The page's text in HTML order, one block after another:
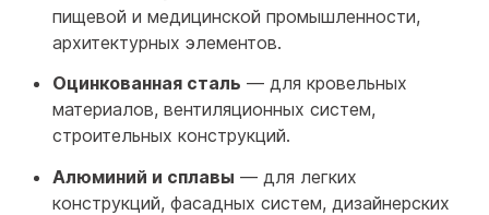
пищевой и медицинской промышленности,
архитектурных элементов.
Оцинкованная сталь — для кровельных
материалов, вентиляционных систем,
строительных конструкций.
Алюминий и сплавы — для легких
конструкций, фасадных систем, дизайнерских